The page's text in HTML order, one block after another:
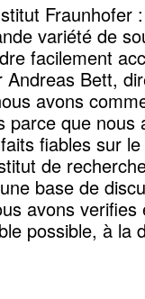
Fraunhofer
variété de
facilement
Bett,
avons
que nous
fiables sur
de
base de
avons
possible, à la